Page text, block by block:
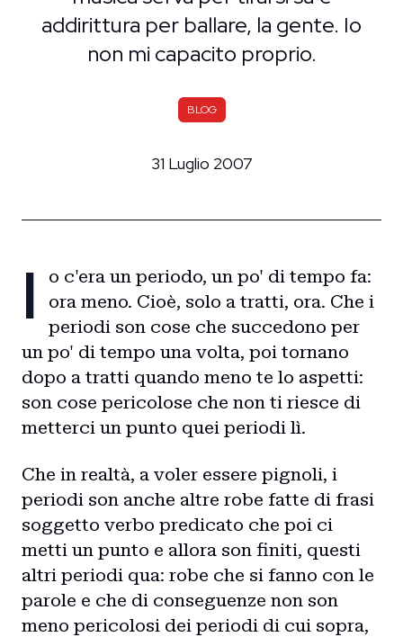
addirittura per ballare, la gente. Io
non mi capacito proprio.
BLOG
31 Luglio 2007
I
o c'era un periodo, un po' di tempo fa:
ora meno. Cioè, solo a tratti, ora. Che i
periodi son cose che succedono per
un po' di tempo una volta, poi tornano
dopo a tratti quando meno te lo aspetti:
son cose pericolose che non ti riesce di
metterci un punto quei periodi lì.
Che in realtà, a voler essere pignoli, i
periodi son anche altre robe fatte di frasi
soggetto verbo predicato che poi ci
metti un punto e allora son finiti, questi
altri periodi qua: robe che si fanno con le
parole e che di conseguenze non son
meno pericolosi dei periodi di cui sopra,